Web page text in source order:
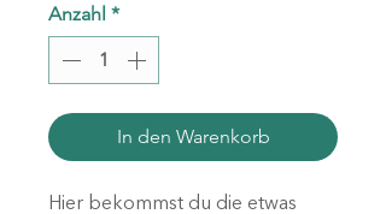
Anzahl *
In den Warenkorb
Hier bekommst du die etwas